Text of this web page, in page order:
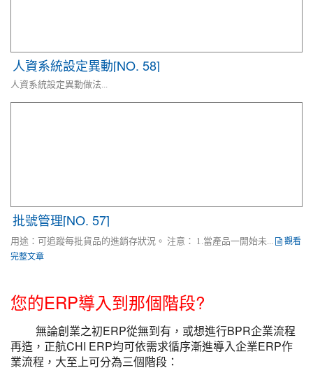
人資系統設定異動[NO. 58]
人資系統設定異動做法...
批號管理[NO. 57]
用途：可追蹤每批貨品的進銷存狀況。 注意： 1.當產品一開始未...
觀看
完整文章
您的ERP導入到那個階段?
無論創業之初ERP從無到有，或想進行BPR企業流程
再造，正航CHI ERP均可依需求循序漸進導入企業ERP作
業流程，大至上可分為三個階段：